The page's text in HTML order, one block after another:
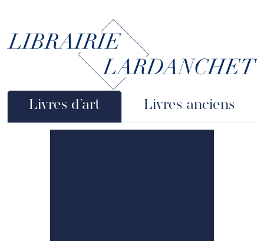
Livres d’art Livres anciens